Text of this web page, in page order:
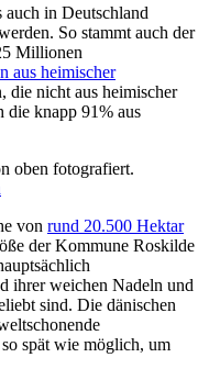
auch in Deutschland
So stammt auch der
Millionen
aus heimischer
die nicht aus heimischer
die knapp 91% aus
von rund 20.500 Hektar
der Kommune Roskilde
ihrer weichen Nadeln und
sind. Die dänischen
spät wie möglich, um